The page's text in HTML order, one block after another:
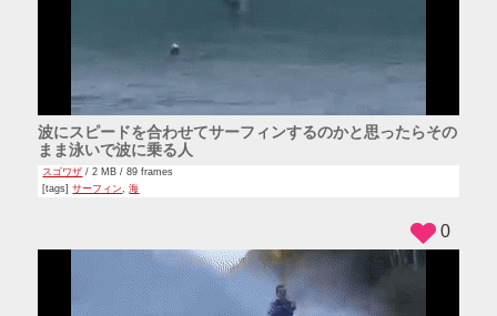
波にスピードを合わせてサーフィンするのかと思ったらその
まま泳いで波に乗る人
スゴワザ / 2 MB / 89 frames
[tags]サーフィン,海
0